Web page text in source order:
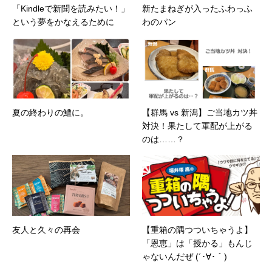
「Kindleで新聞を読みたい！」
という夢をかなえるために
新たまねぎが入ったふわっふ
わのパン
夏の終わりの鱧に。
【群馬 vs 新潟】ご当地カツ丼
対決！果たして軍配が上がる
のは……？
友人と久々の再会
【重箱の隅つついちゃうよ】
「恩恵」は「授かる」もんじ
ゃないんだぜ (´･∀･｀)